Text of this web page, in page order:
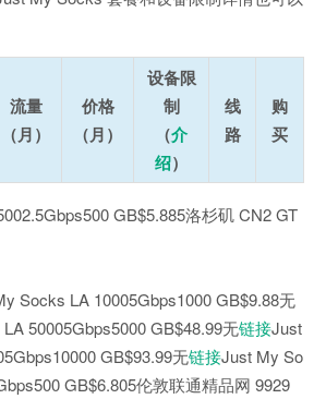
流量
（月）
价格
（月）
设备限
制
（介
绍）
线
路
购
买
GB$5.885洛杉矶 CN2 GT
Socks LA 10005Gbps1000 GB$9.88无
50005Gbps5000 GB$48.99无链接Just
GB$93.99无链接Just My So
GB$6.805伦敦联通精品网 9929